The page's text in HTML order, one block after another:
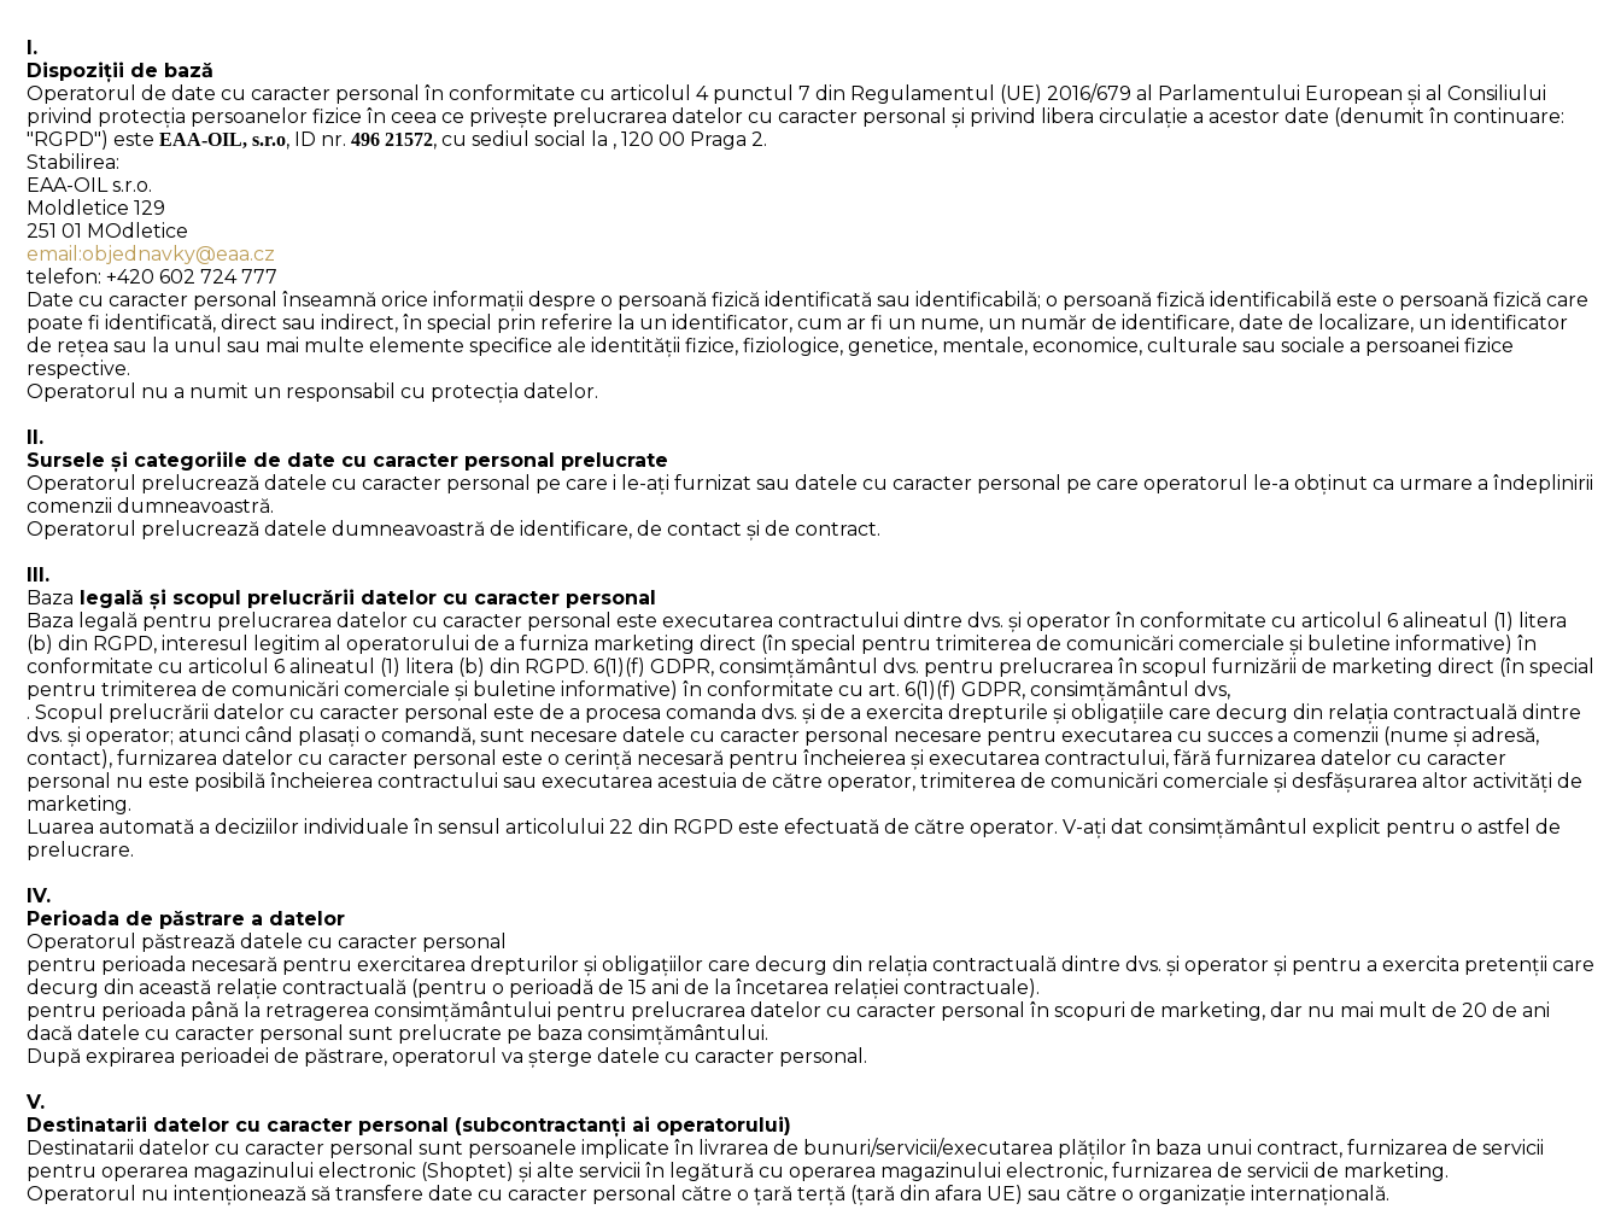
I.
Dispoziții de bază
Operatorul de date cu caracter personal în conformitate cu articolul 4 punctul 7 din Regulamentul (UE) 2016/679 al Parlamentului European și al Consiliului
privind protecția persoanelor fizice în ceea ce privește prelucrarea datelor cu caracter personal și privind libera circulație a acestor date (denumit în continuare:
"RGPD") este EAA-OIL, s.r.o, ID nr. 496 21572, cu sediul social la , 120 00 Praga 2.
Stabilirea:
EAA-OIL s.r.o.
Moldletice 129
251 01 MOdletice
email:objednavky@eaa.cz
telefon: +420 602 724 777
Date cu caracter personal înseamnă orice informații despre o persoană fizică identificată sau identificabilă; o persoană fizică identificabilă este o persoană fizică care
poate fi identificată, direct sau indirect, în special prin referire la un identificator, cum ar fi un nume, un număr de identificare, date de localizare, un identificator
de rețea sau la unul sau mai multe elemente specifice ale identității fizice, fiziologice, genetice, mentale, economice, culturale sau sociale a persoanei fizice
respective.
Operatorul nu a numit un responsabil cu protecția datelor.
II.
Sursele și categoriile de date cu caracter personal prelucrate
Operatorul prelucrează datele cu caracter personal pe care i le-ați furnizat sau datele cu caracter personal pe care operatorul le-a obținut ca urmare a îndeplinirii
comenzii dumneavoastră.
Operatorul prelucrează datele dumneavoastră de identificare, de contact și de contract.
III.
Baza legală și scopul prelucrării datelor cu caracter personal
Baza legală pentru prelucrarea datelor cu caracter personal este executarea contractului dintre dvs. și operator în conformitate cu articolul 6 alineatul (1) litera
(b) din RGPD, interesul legitim al operatorului de a furniza marketing direct (în special pentru trimiterea de comunicări comerciale și buletine informative) în
conformitate cu articolul 6 alineatul (1) litera (b) din RGPD. 6(1)(f) GDPR, consimțământul dvs. pentru prelucrarea în scopul furnizării de marketing direct (în special
pentru trimiterea de comunicări comerciale și buletine informative) în conformitate cu art. 6(1)(f) GDPR, consimțământul dvs,
. Scopul prelucrării datelor cu caracter personal este de a procesa comanda dvs. și de a exercita drepturile și obligațiile care decurg din relația contractuală dintre
dvs. și operator; atunci când plasați o comandă, sunt necesare datele cu caracter personal necesare pentru executarea cu succes a comenzii (nume și adresă,
contact), furnizarea datelor cu caracter personal este o cerință necesară pentru încheierea și executarea contractului, fără furnizarea datelor cu caracter
personal nu este posibilă încheierea contractului sau executarea acestuia de către operator, trimiterea de comunicări comerciale și desfășurarea altor activități de
marketing.
Luarea automată a deciziilor individuale în sensul articolului 22 din RGPD este efectuată de către operator. V-ați dat consimțământul explicit pentru o astfel de
prelucrare.
IV.
Perioada de păstrare a datelor
Operatorul păstrează datele cu caracter personal
pentru perioada necesară pentru exercitarea drepturilor și obligațiilor care decurg din relația contractuală dintre dvs. și operator și pentru a exercita pretenții care
decurg din această relație contractuală (pentru o perioadă de 15 ani de la încetarea relației contractuale).
pentru perioada până la retragerea consimțământului pentru prelucrarea datelor cu caracter personal în scopuri de marketing, dar nu mai mult de 20 de ani
dacă datele cu caracter personal sunt prelucrate pe baza consimțământului.
După expirarea perioadei de păstrare, operatorul va șterge datele cu caracter personal.
V.
Destinatarii datelor cu caracter personal (subcontractanți ai operatorului)
Destinatarii datelor cu caracter personal sunt persoanele implicate în livrarea de bunuri/servicii/executarea plăților în baza unui contract, furnizarea de servicii
pentru operarea magazinului electronic (Shoptet) și alte servicii în legătură cu operarea magazinului electronic, furnizarea de servicii de marketing.
Operatorul nu intenționează să transfere date cu caracter personal către o țară terță (țară din afara UE) sau către o organizație internațională.